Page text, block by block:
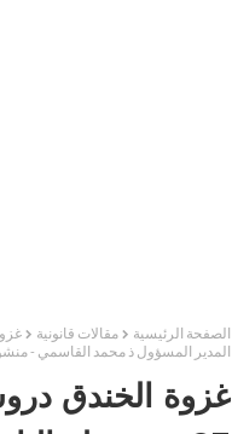
الصفحة الرئيسية مقالات قانونية
المدير المسؤول ذ محمد القاسمي - منشورات
غزوة الخندق